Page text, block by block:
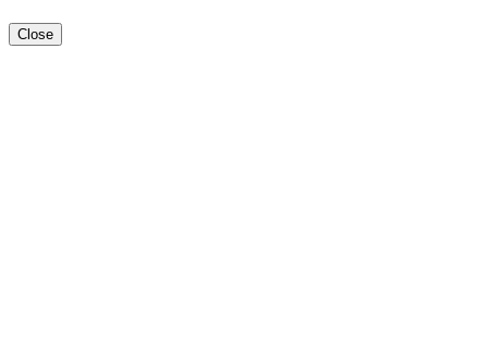
Close